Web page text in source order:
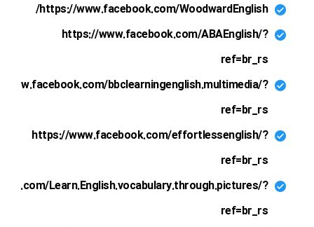
https://www.facebook.com/WoodwardEnglish/
https://www.facebook.com/ABAEnglish/?
ref=br_rs
bbclearningenglish.multimedia/?
ref=br_rs
https://www.facebook.com/effortlessenglish/?
ref=br_rs
Learn.English.vocabulary.through.pictures/?
ref=br_rs